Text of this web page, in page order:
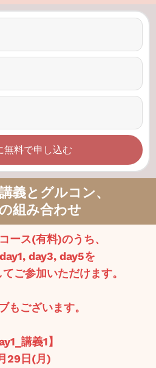
無料で申し込む
義とグルコン、
組み合わせ
ース(有料)のうち、
day3, day5を
ご参加いただけます。
もございます。
講義1】
29日(月)